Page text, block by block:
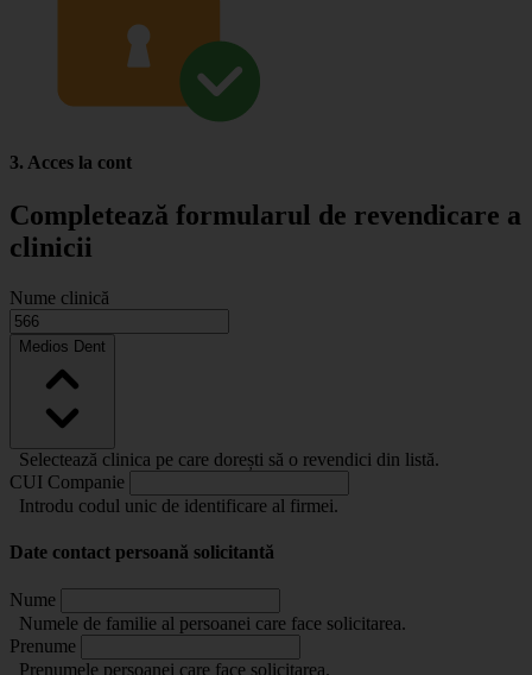
3. Acces la cont
Completează formularul de revendicare a
clinicii
Nume clinică
Medios Dent
Selectează clinica pe care dorești să o revendici din listă.
CUI Companie
Introdu codul unic de identificare al firmei.
Date contact persoană solicitantă
Nume
Numele de familie al persoanei care face solicitarea.
Prenume
Prenumele persoanei care face solicitarea.